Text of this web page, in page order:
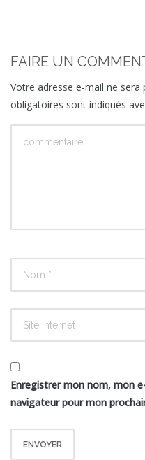
FAIRE UN
Votre adresse e-mail ne sera
obligatoires sont indiqués
Enregistrer mon nom, mon
navigateur pour mon